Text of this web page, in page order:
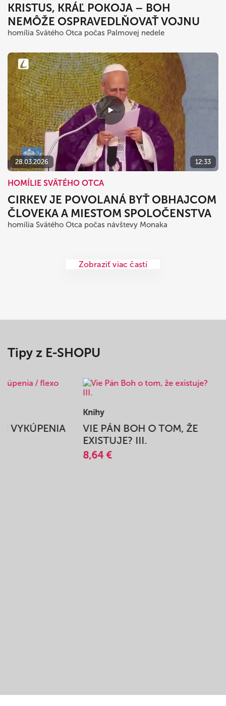
KRISTUS, KRÁĽ POKOJA – BOH
NEMÔŽE OSPRAVEDLŇOVAŤ VOJNU
homília Svätého Otca počas Palmovej nedele
28.03.2026 12:33
HOMÍLIE SVÄTÉHO OTCA
CIRKEV JE POVOLANÁ BYŤ OBHAJCOM
ČLOVEKA A MIESTOM SPOLOČENSTVA
homília Svätého Otca počas návštevy Monaka
Zobraziť viac častí
Tipy z E-SHOPU
VYKÚPENIA
Knihy
VIE PÁN BOH O TOM, ŽE
EXISTUJE? III.
8,64 €